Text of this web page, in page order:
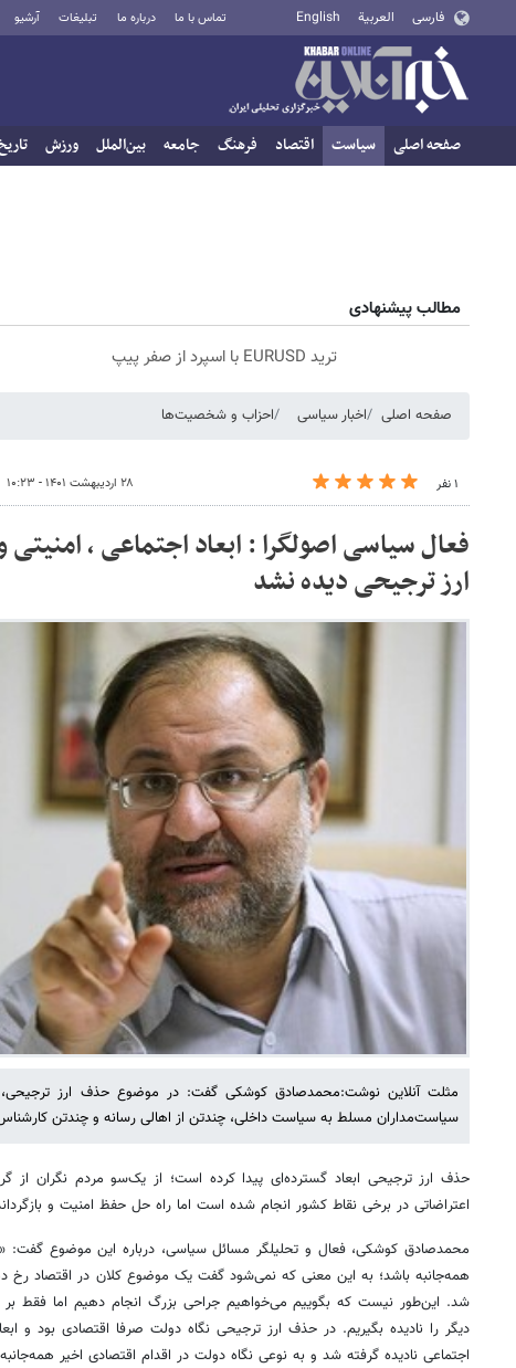
فارسی العربية English تماس با ما درباره ما تبلیغات آرشیو
صفحه اصلی سیاست اقتصاد فرهنگ جامعه بین‌الملل ورزش
مطالب پیشنهادی
ترید EURUSD با اسپرد از صفر پیپ
صفحه اصلی اخبار سیاسی احزاب و شخصیت‌ها
۱ نفر ۲۸ اردیبهشت ۱۴۰۱ - ۱۰:۲۳
فعال سیاسی اصولگرا : ابعاد اجتماعی ،
ارز ترجیحی دیده نشد
مثلت آنلاین نوشت:محمدصادق کوشکی گفت: در موضوع حذف ارز ترجیحی،
سیاست‌مداران مسلط به سیاست داخلی، چندتن از اهالی رسانه‌ و چندتن
حذف ارز ترجیحی ابعاد گسترده‌ای پیدا کرده است؛ از یک‌سو مردم نگران از
اعتراضاتی در برخی نقاط کشور انجام شده است اما راه حل حفظ امنیت و
محمدصادق کوشکی، فعال و تحلیلگر مسائل سیاسی، درباره این موضوع گفت:
همه‌جانبه باشد؛ به این معنی که نمی‌شود گفت یک موضوع کلان در اقتصاد رخ
شد. این‌طور نیست که بگوییم می‌خواهیم جراحی بزرگ انجام دهیم اما فقط بر
دیگر را نادیده بگیریم. در حذف ارز ترجیحی نگاه دولت صرفا اقتصادی بود و
اجتماعی نادیده گرفته شد و به نوعی نگاه دولت در اقدام اقتصادی اخیر